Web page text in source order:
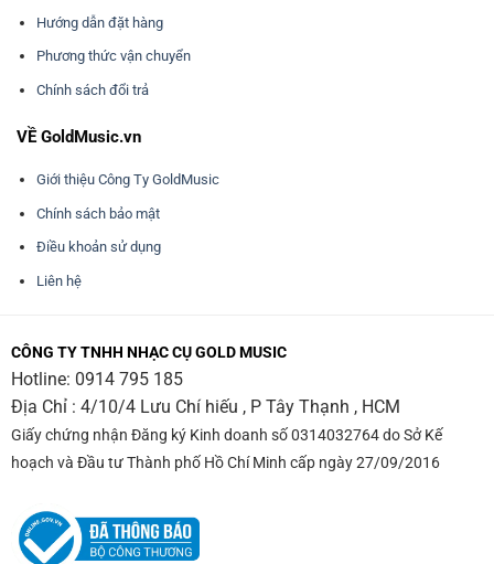
Hướng dẫn đặt hàng
Phương thức vận chuyển
Chính sách đổi trả
VỀ GoldMusic.vn
Giới thiệu Công Ty GoldMusic
Chính sách bảo mật
Điều khoản sử dụng
Liên hệ
CÔNG TY TNHH NHẠC CỤ GOLD MUSIC
Hotline: 0914 795 185
Địa Chỉ : 4/10/4 Lưu Chí hiếu , P Tây Thạnh , HCM
Giấy chứng nhận Đăng ký Kinh doanh số 0314032764 do Sở Kế
hoạch và Đầu tư Thành phố Hồ Chí Minh cấp ngày 27/09/2016